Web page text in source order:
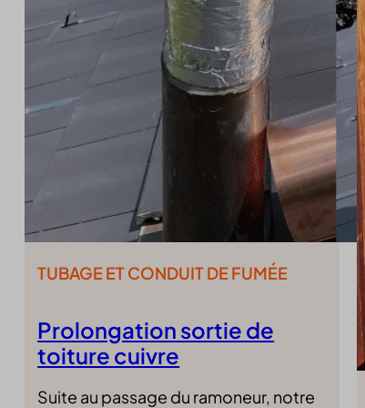
Prolongation sortie de
toiture cuivre
TUBAGE ET CONDUIT DE FUMÉE
Suite au passage du ramoneur, notre